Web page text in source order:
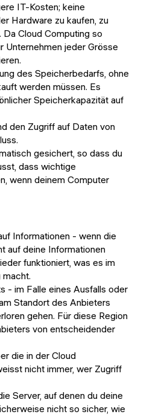
IT-Kosten; keine
Hardware zu kaufen, zu
Da Cloud Computing so
Unternehmen jeder Grösse
des Speicherbedarfs, ohne
werden müssen. Es
Speicherkapazität auf
Zugriff auf Daten von
gesichert, so dass du
dass wichtige
wenn deinem Computer
Informationen - wenn die
auf deine Informationen
funktioniert, was es im
im Falle eines Ausfalls oder
Standort des Anbieters
gehen. Für diese Region
von entscheidender
die in der Cloud
nicht immer, wer Zugriff
Server, auf denen du deine
nicht so sicher, wie